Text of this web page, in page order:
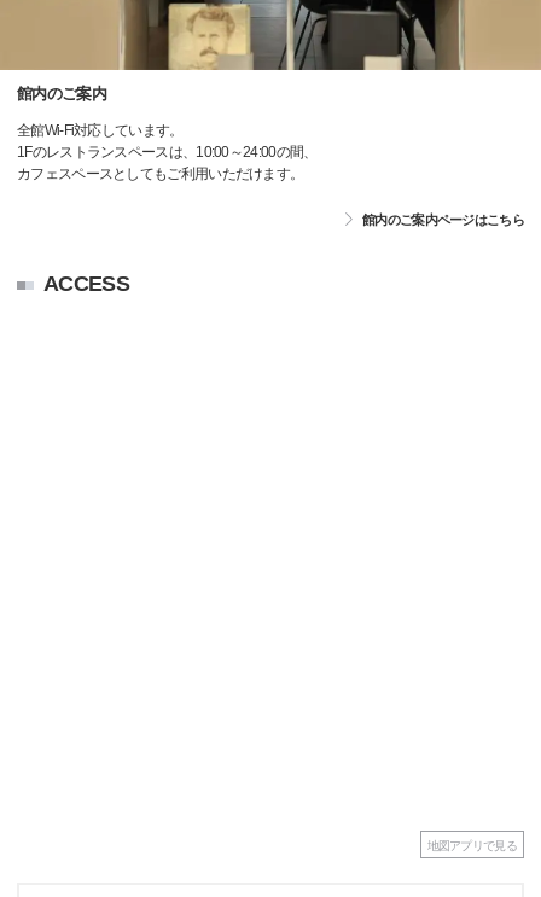
館内のご案内
全館Wi-Fi対応しています。
1Fのレストランスペースは、10:00～24:00の間、
カフェスペースとしてもご利用いただけます。
館内のご案内ページはこちら
ACCESS
地図アプリで見る